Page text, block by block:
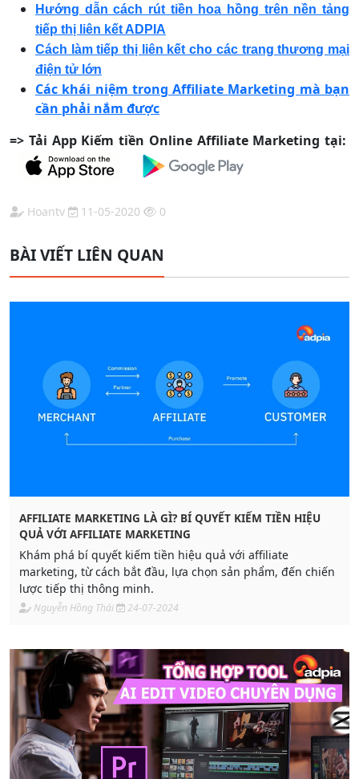
Hướng dẫn cách rút tiền hoa hồng trên nền tảng
tiếp thị liên kết ADPIA
Cách làm tiếp thị liên kết cho các trang thương mại
điện tử lớn
Các khái niệm trong Affiliate Marketing mà bạn
cần phải nắm được
=> Tải App Kiếm tiền Online Affiliate Marketing tại:
Hoantv 11-05-2020 0
BÀI VIẾT LIÊN QUAN
AFFILIATE MARKETING LÀ GÌ? BÍ QUYẾT KIẾM TIỀN HIỆU
QUẢ VỚI AFFILIATE MARKETING
Khám phá bí quyết kiếm tiền hiệu quả với affiliate
marketing, từ cách bắt đầu, lựa chọn sản phẩm, đến chiến
lược tiếp thị thông minh.
Nguyễn Hồng Thái 24-07-2024